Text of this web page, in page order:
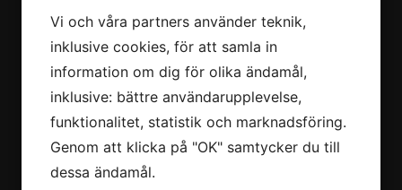
Navigation
Om oss
Behandlingar
Priser
Kontakta oss
Vi och våra partners använder teknik,
inklusive cookies, för att samla in
information om dig för olika ändamål,
inklusive: bättre användarupplevelse,
funktionalitet, statistik och marknadsföring.
Genom att klicka på "OK" samtycker du till
dessa ändamål.